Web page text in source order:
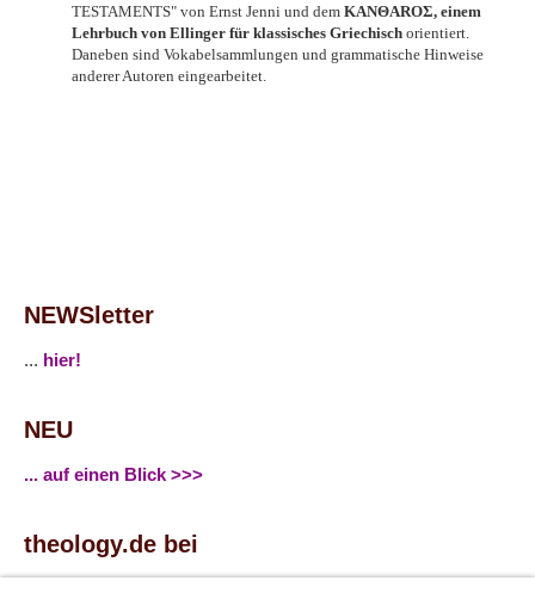
TESTAMENTS" von Ernst Jenni und dem KANΘAROΣ, einem
Lehrbuch von Ellinger für klassisches Griechisch orientiert.
Daneben sind Vokabelsammlungen und grammatische Hinweise
anderer Autoren eingearbeitet.
NEWSletter
... hier!
NEU
... auf einen Blick >>>
theology.de bei